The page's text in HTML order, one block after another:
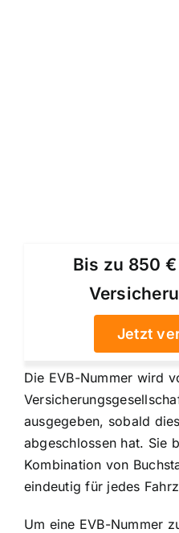
Bis zu 850
Jetzt
Die EVB-Nummer wird
ausgegeben, sobald
abgeschlossen hat. Sie
Kombination von
eindeutig für jedes
Um eine EVB-Nummer